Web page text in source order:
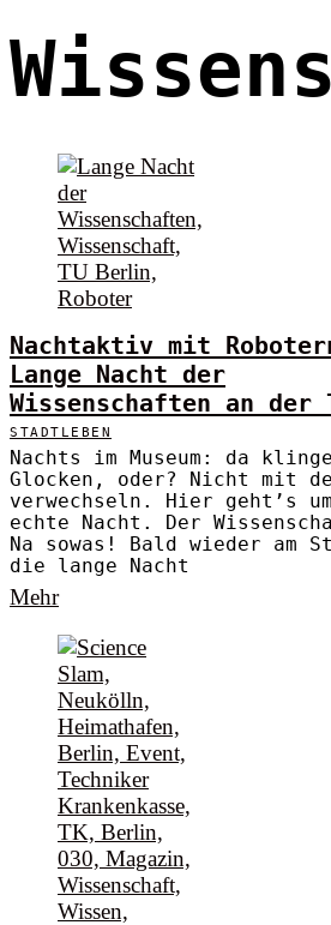
Nachtaktiv mit
Lange Nacht der
Wissenschaften an der
STADTLEBEN
Nachts im Museum: da
Glocken, oder? Nicht mit
verwechseln. Hier geht’s
echte Nacht. Der
Na sowas! Bald wieder am
die lange Nacht
Mehr